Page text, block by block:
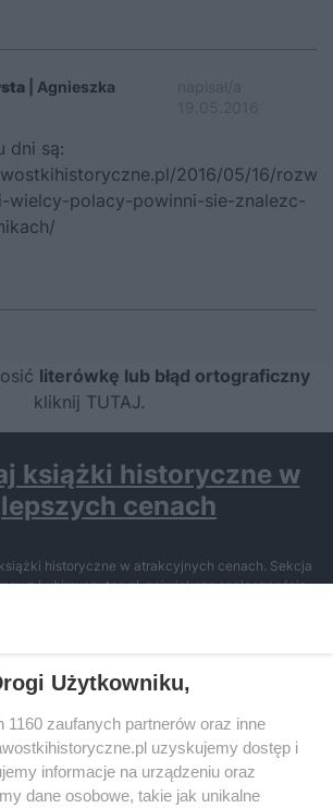
| Agnieszka
dni są:
2016/05/16/
wielcy-polacy-powinni-sie-znalezc-
literówkę lub błąd ortograficzny
kliknij TUTAJ.
książki historyczne w
cenach
historyczne w atrakcyjnych cenach. Sekcja
z Lubimyczytac.pl, największą społecznością
Polsce – dzięki temu możesz wybierać spośród
ocenianych przez czytelników.
Użytkowniku,
1160 zaufanych partnerów oraz inne
uzyskujemy dostęp i
informacje na urządzeniu oraz
dane osobowe, takie jak unikalne